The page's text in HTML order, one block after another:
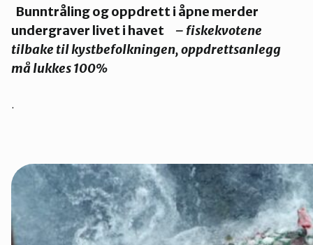
Narvik
Sør-Helgeland
Bunntråling og oppdrett i åpne merder
undergraver livet i havet
– fiskekvotene
tilbake til kystbefolkningen, oppdrettsanlegg
må lukkes 100%
.